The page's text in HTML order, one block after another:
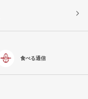
食べる通信